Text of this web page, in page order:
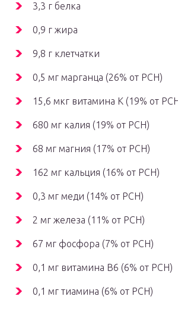
3,3 г белка
0,9 г жира
9,8 г клетчатки
0,5 мг марганца (26% от РСН)
15,6 мкг витамина К (19% от
680 мг калия (19% от РСН)
68 мг магния (17% от РСН)
162 мг кальция (16% от РСН)
0,3 мг меди (14% от РСН)
2 мг железа (11% от РСН)
67 мг фосфора (7% от РСН)
0,1 мг витамина В6 (6% от РСН)
0,1 мг тиамина (6% от РСН)